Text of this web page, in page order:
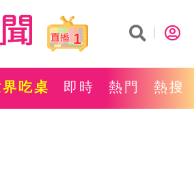
1
吃桌 即時 熱門 熱搜